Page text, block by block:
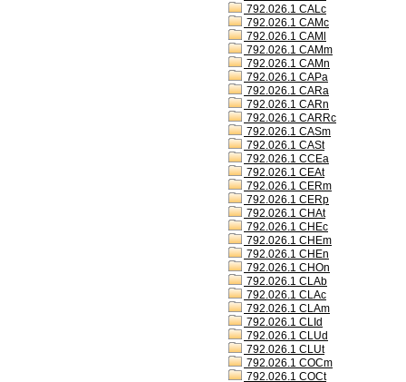
792.026.1 CALc
792.026.1 CAMc
792.026.1 CAMl
792.026.1 CAMm
792.026.1 CAMn
792.026.1 CAPa
792.026.1 CARa
792.026.1 CARn
792.026.1 CARRc
792.026.1 CASm
792.026.1 CASt
792.026.1 CCEa
792.026.1 CEAt
792.026.1 CERm
792.026.1 CERp
792.026.1 CHAt
792.026.1 CHEc
792.026.1 CHEm
792.026.1 CHEn
792.026.1 CHOn
792.026.1 CLAb
792.026.1 CLAc
792.026.1 CLAm
792.026.1 CLId
792.026.1 CLUd
792.026.1 CLUt
792.026.1 COCm
792.026.1 COCt